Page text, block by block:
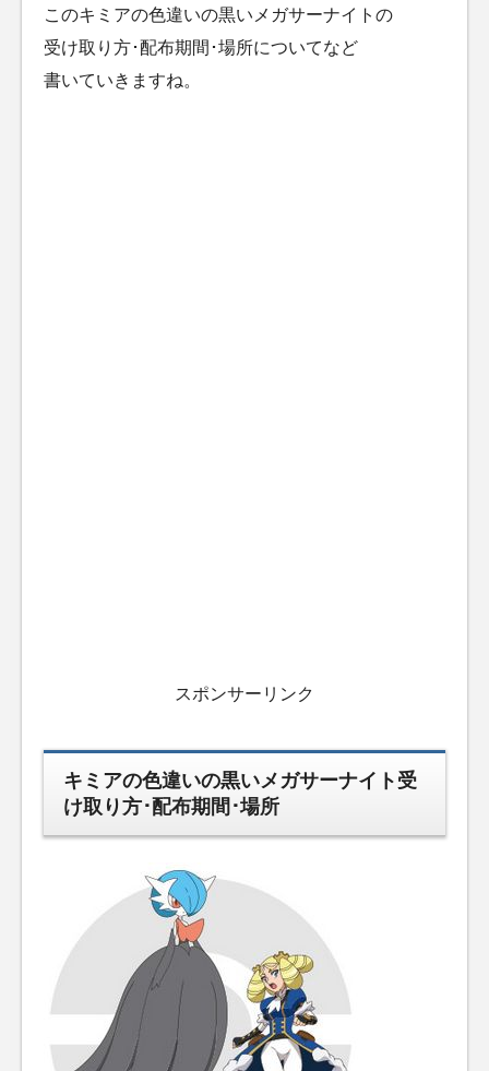
このキミアの色違いの黒いメガサーナイトの
受け取り方･配布期間･場所についてなど
書いていきますね。
スポンサーリンク
キミアの色違いの黒いメガサーナイト受
け取り方･配布期間･場所